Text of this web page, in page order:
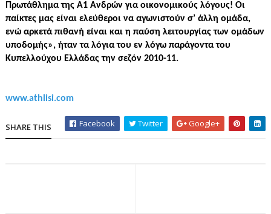
Πρωτάθλημα της Α1 Ανδρών για οικονομικούς λόγους! Οι
παίκτες μας είναι ελεύθεροι να αγωνιστούν σ’ άλλη ομάδα,
ενώ αρκετά πιθανή είναι και η παύση λειτουργίας των ομάδων
υποδομής», ήταν τα λόγια του εν λόγω παράγοντα του
Κυπελλούχου Ελλάδας την σεζόν 2010-11.
www.athlisi.com
SHARE THIS Facebook Twitter Google+